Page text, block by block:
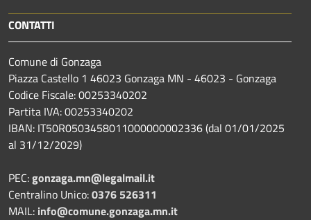
CONTATTI
Comune di Gonzaga
Piazza Castello 1 46023 Gonzaga MN - 46023 - Gonzaga
Codice Fiscale: 00253340202
Partita IVA: 00253340202
IBAN: IT50R0503458011000000002336 (dal 01/01/2025
al 31/12/2029)
PEC:gonzaga.mn@legalmail.it
Centralino Unico:0376 526311
MAIL: info@comune.gonzaga.mn.it